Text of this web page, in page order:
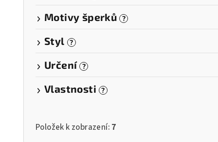
Motivy šperků ?
Styl ?
Určení ?
Vlastnosti ?
Položek k zobrazení: 7